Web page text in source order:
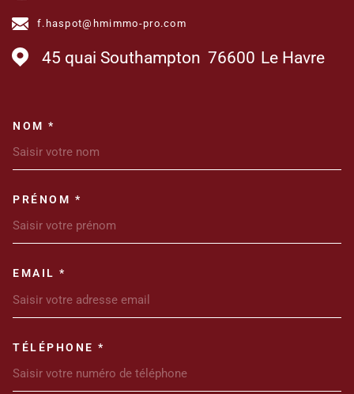
f.haspot@hmimmo-pro.com
45 quai Southampton 76600 Le Havre
NOM *
PRÉNOM *
EMAIL *
TÉLÉPHONE *